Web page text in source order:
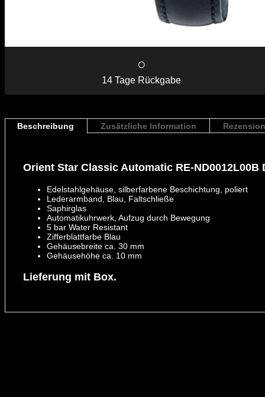
○
14 Tage Rückgabe
Beschreibung Zusätzliche Information
Orient Star Classic Automatic RE-ND0012L00B
Edelstahlgehäuse, silberfarbene Beschichtung, poliert
Lederarmband, Blau, Faltschließe
Saphirglas
Automatikuhrwerk, Aufzug durch Bewegung
5 bar Water Resistant
Zifferblattfarbe Blau
Gehäusebreite ca. 30 mm
Gehäusehöhe ca. 10 mm
Lieferung mit Box.